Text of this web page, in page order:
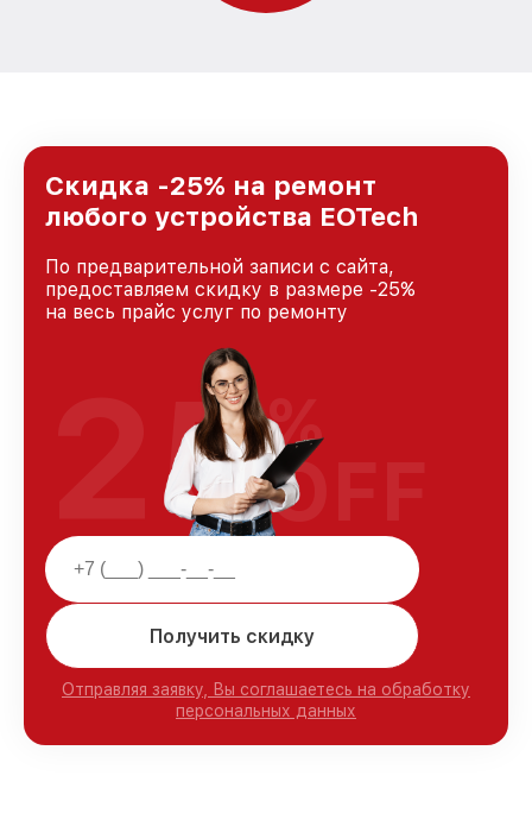
Скидка -25% на ремонт
любого устройства EOTech
По предварительной записи с сайта,
предоставляем скидку в размере -25%
на весь прайс услуг по ремонту
Получить скидку
Отправляя заявку, Вы соглашаетесь на обработку
персональных данных
25%
OFF